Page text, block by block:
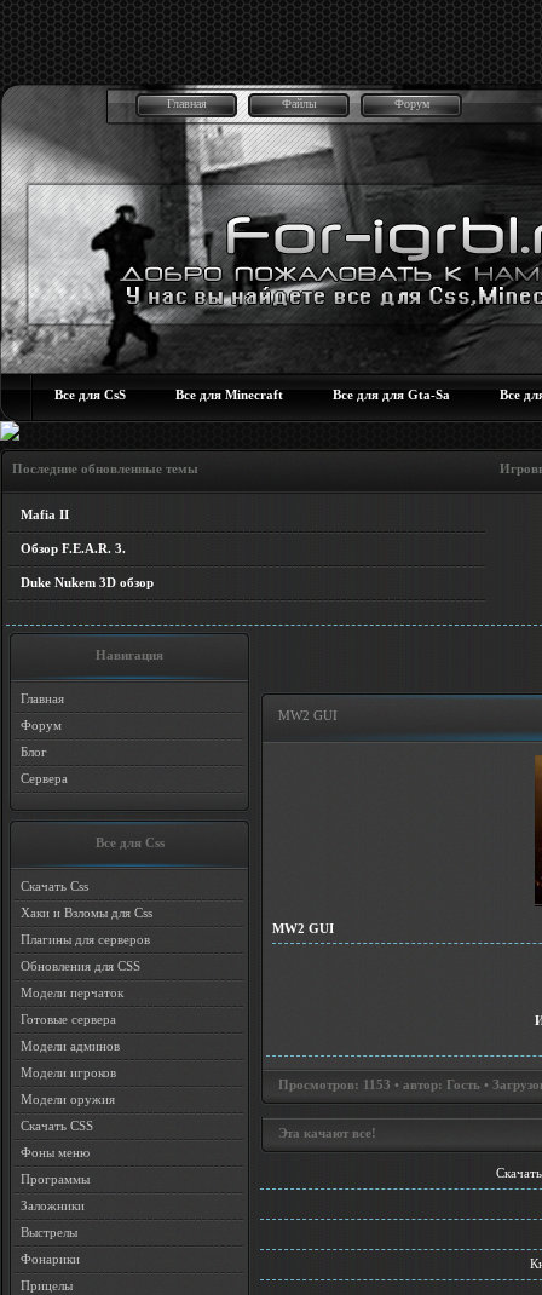
Главная Файлы Форум
Все для CsS Все для Minecraft Все для для Gta-Sa Все
Последние обновленные темы Игровые
Mafia II
Обзор F.E.A.R. 3.
Duke Nukem 3D обзор
Навигация
Главная
Форум
Блог
Сервера
Все для Css
Скачать Css
Хаки и Взломы для Css
Плагины для серверов
Обновления для CSS
Модели перчаток
Готовые сервера
Модели админов
Модели игроков
Модели оружия
Скачать CSS
Фоны меню
Программы
Заложники
Выстрелы
Фонарики
Прицелы
MW2 GUI
MW2 GUI
Просмотров: 1153 • автор: Гость •
Эта качают все!